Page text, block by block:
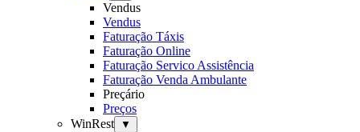
Vendus
Vendus
Faturação Táxis
Faturação Online
Faturação Servico Assistência
Faturação Venda Ambulante
Preçário
Preços
WinRest
▼